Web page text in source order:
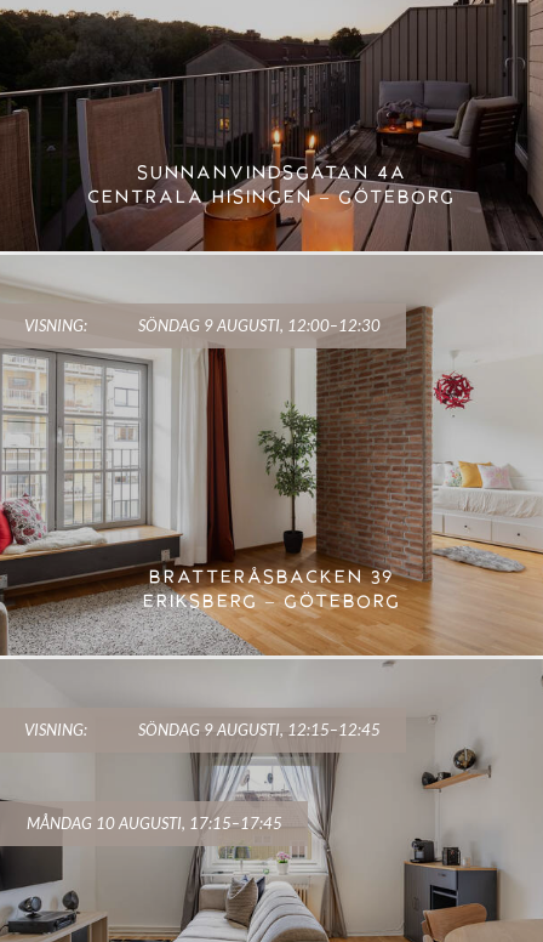
SUNNANVINDSGATAN 4A
CENTRALA HISINGEN – GÖTEBORG
VISNING: SÖNDAG 9 AUGUSTI, 12:00–12:30
BRATTERÅSBACKEN 39
ERIKSBERG – GÖTEBORG
VISNING: SÖNDAG 9 AUGUSTI, 12:15–12:45
MÅNDAG 10 AUGUSTI, 17:15–17:45